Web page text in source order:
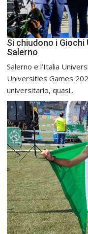
Si chiudono i
Salerno
Salerno e l’Italia
Universities Games
universitario, quasi...